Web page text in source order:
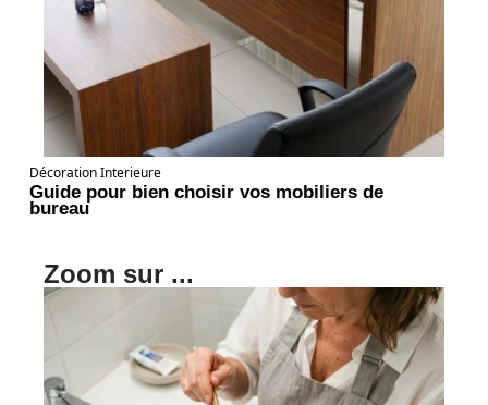
Décoration Interieure
Guide pour bien choisir vos mobiliers de
bureau
Zoom sur ...